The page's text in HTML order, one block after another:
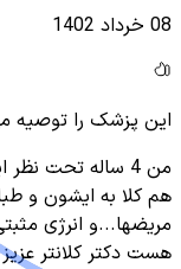
08 خرداد 1402
این پزشک را توصیه
من 4 ساله تحت
هم کلا به ایشون و
مریضها...و انرژی
هست دکتر کلانتر